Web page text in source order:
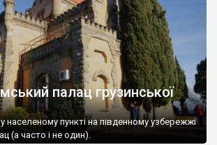
палац грузинської
пункті на південному узбережжі
(а часто і не один).